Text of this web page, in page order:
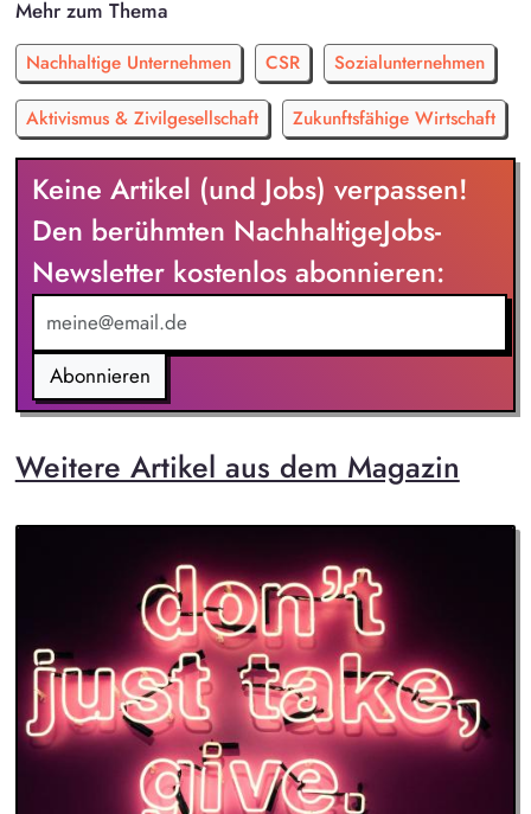
Mehr zum Thema
Nachhaltige Unternehmen CSR Sozialunternehmen
Aktivismus & Zivilgesellschaft Zukunftsfähige Wirtschaft
Keine Artikel (und Jobs) verpassen!
Den berühmten NachhaltigeJobs-
Newsletter kostenlos abonnieren:
Abonnieren
Weitere Artikel aus dem Magazin